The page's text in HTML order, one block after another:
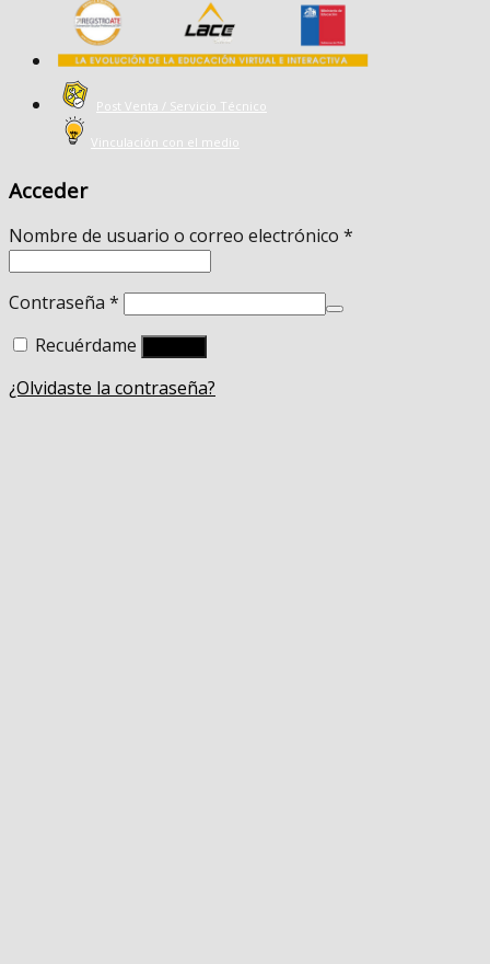
Post Venta / Servicio Técnico
Vinculación con el medio
Acceder
Nombre de usuario o correo electrónico *
Contraseña *
Recuérdame
¿Olvidaste la contraseña?